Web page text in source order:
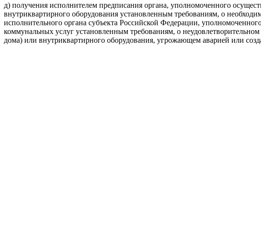
д) получения исполнителем предписания органа, уполномоченного
внутриквартирного оборудования установленным требованиям, о
исполнительного органа субъекта Российской Федерации,
коммунальных услуг установленным требованиям, о
дома) или внутриквартирного оборудования, угрожающем аварией или